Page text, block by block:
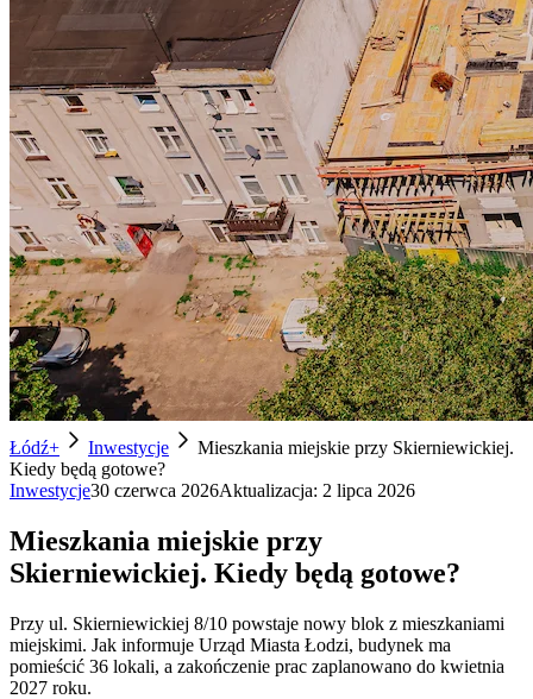
Łódź+ Inwestycje
Mieszkania miejskie przy Skierniewickiej.
Kiedy będą gotowe?
Inwestycje30 czerwca 2026Aktualizacja: 2 lipca 2026
Mieszkania miejskie przy
Skierniewickiej. Kiedy będą gotowe?
Przy ul. Skierniewickiej 8/10 powstaje nowy blok z mieszkaniami
miejskimi. Jak informuje Urząd Miasta Łodzi, budynek ma
pomieścić 36 lokali, a zakończenie prac zaplanowano do kwietnia
2027 roku.